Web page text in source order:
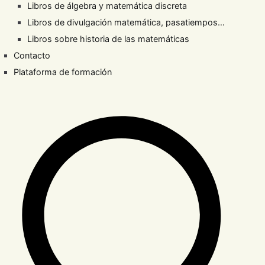
Libros de álgebra y matemática discreta
Libros de divulgación matemática, pasatiempos…
Libros sobre historia de las matemáticas
Contacto
Plataforma de formación